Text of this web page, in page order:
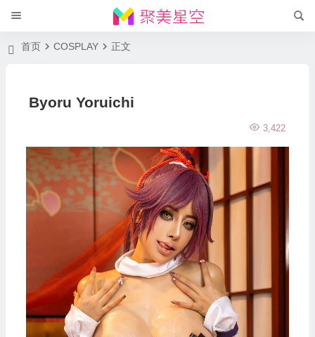
首页 COSPLAY 正文
Byoru Yoruichi
3,422